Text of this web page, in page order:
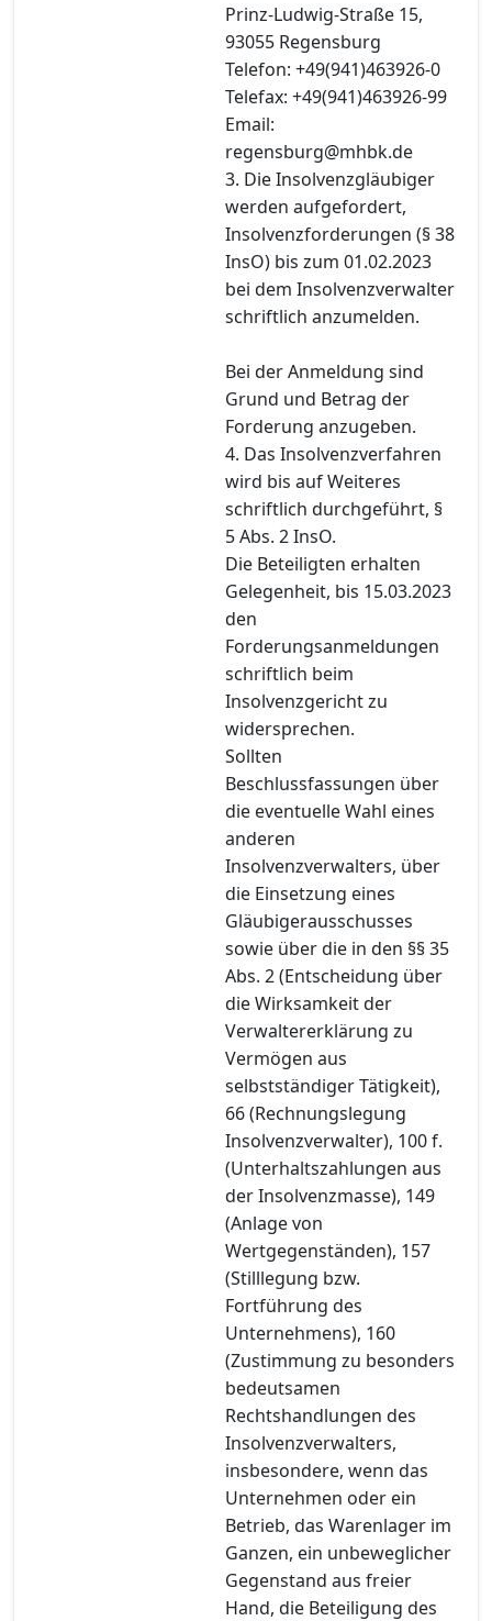
Prinz-Ludwig-Straße 15,
93055 Regensburg
Telefon: +49(941)463926-0
Telefax: +49(941)463926-99
Email:
regensburg@mhbk.de
3. Die Insolvenzgläubiger
werden aufgefordert,
Insolvenzforderungen (§ 38
InsO) bis zum 01.02.2023
bei dem Insolvenzverwalter
schriftlich anzumelden.
Bei der Anmeldung sind
Grund und Betrag der
Forderung anzugeben.
4. Das Insolvenzverfahren
wird bis auf Weiteres
schriftlich durchgeführt, §
5 Abs. 2 InsO.
Die Beteiligten erhalten
Gelegenheit, bis 15.03.2023
den
Forderungsanmeldungen
schriftlich beim
Insolvenzgericht zu
widersprechen.
Sollten
Beschlussfassungen über
die eventuelle Wahl eines
anderen
Insolvenzverwalters, über
die Einsetzung eines
Gläubigerausschusses
sowie über die in den §§ 35
Abs. 2 (Entscheidung über
die Wirksamkeit der
Verwaltererklärung zu
Vermögen aus
selbstständiger Tätigkeit),
66 (Rechnungslegung
Insolvenzverwalter), 100 f.
(Unterhaltszahlungen aus
der Insolvenzmasse), 149
(Anlage von
Wertgegenständen), 157
(Stilllegung bzw.
Fortführung des
Unternehmens), 160
(Zustimmung zu besonders
bedeutsamen
Rechtshandlungen des
Insolvenzverwalters,
insbesondere, wenn das
Unternehmen oder ein
Betrieb, das Warenlager im
Ganzen, ein unbeweglicher
Gegenstand aus freier
Hand, die Beteiligung des